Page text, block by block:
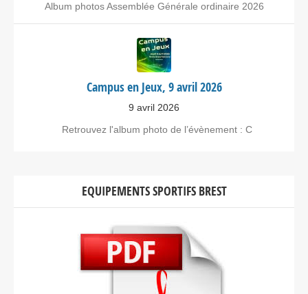
Album photos Assemblée Générale ordinaire 2026
Campus en Jeux, 9 avril 2026
9 avril 2026
Retrouvez l'album photo de l’évènement : C
EQUIPEMENTS SPORTIFS BREST